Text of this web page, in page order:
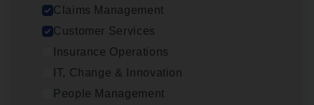
Claims Management
Customer Services
Insurance Operations
IT, Change & Innovation
People Management
Claims Management
Antwerpen